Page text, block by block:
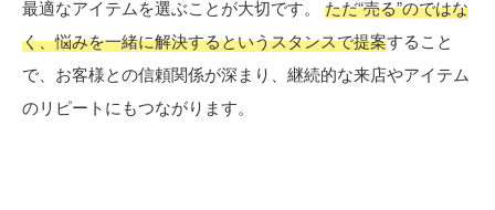
最適なアイテムを選ぶことが大切です。 ただ“売る”のではな
く、悩みを一緒に解決するというスタンスで提案すること
で、お客様との信頼関係が深まり、継続的な来店やアイテム
のリピートにもつながります。